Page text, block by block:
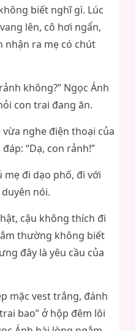
biết nghĩ gì. Lúc
lên, cô hơi ngẩn,
nhận ra mẹ có chút
không?” Ngọc Ánh
con trai đang ăn.
nghe điện thoại của
“Dạ, con rảnh!”
mẹ đi dạo phố, đi với
nói.
cậu không thích đi
thường không biết
đây là yêu cầu của
mặc vest trắng, đánh
bao” ở hộp đêm lôi